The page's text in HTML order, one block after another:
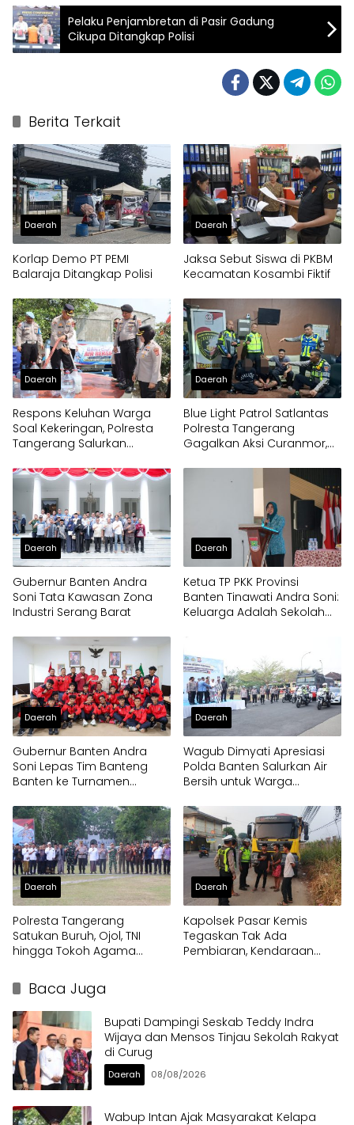
Pelaku Penjambretan di Pasir Gadung
Cikupa Ditangkap Polisi
Berita Terkait
Daerah
Korlap Demo PT PEMI
Balaraja Ditangkap Polisi
Daerah
Jaksa Sebut Siswa di PKBM
Kecamatan Kosambi Fiktif
Daerah
Respons Keluhan Warga
Soal Kekeringan, Polresta
Tangerang Salurkan
Panongan
Daerah
Blue Light Patrol Satlantas
Polresta Tangerang
Gagalkan Aksi Curanmor,
Daerah
Gubernur Banten Andra
Soni Tata Kawasan Zona
Industri Serang Barat
Daerah
Ketua TP PKK Provinsi
Banten Tinawati Andra Soni:
Keluarga Adalah Sekolah
Daerah
Gubernur Banten Andra
Soni Lepas Tim Banteng
Banten ke Turnamen
Daerah
Wagub Dimyati Apresiasi
Polda Banten Salurkan Air
Bersih untuk Warga
Daerah
Polresta Tangerang
Satukan Buruh, Ojol, TNI
hingga Tokoh Agama
Daerah
Kapolsek Pasar Kemis
Tegaskan Tak Ada
Pembiaran, Kendaraan
Baca Juga
Bupati Dampingi Seskab Teddy Indra
Wijaya dan Mensos Tinjau Sekolah Rakyat
di Curug
Daerah 08/08/2026
Wabup Intan Ajak Masyarakat Kelapa